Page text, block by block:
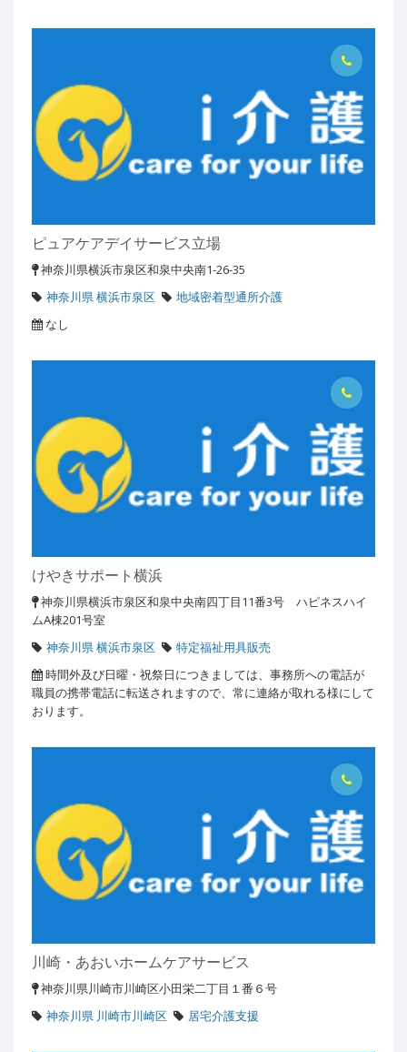
ピュアケアデイサービス立場
神奈川県横浜市泉区和泉中央南1-26-35
神奈川県 横浜市泉区
地域密着型通所介護
なし
けやきサポート横浜
神奈川県横浜市泉区和泉中央南四丁目11番3号 ハピネスハイ
ムA棟201号室
神奈川県 横浜市泉区
特定福祉用具販売
時間外及び日曜・祝祭日につきましては、事務所への電話が
職員の携帯電話に転送されますので、常に連絡が取れる様にして
おります。
川崎・あおいホームケアサービス
神奈川県川崎市川崎区小田栄二丁目１番６号
神奈川県 川崎市川崎区
居宅介護支援